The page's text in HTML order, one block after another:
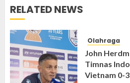
RELATED NEWS
Olahraga
John
Timnas
Vietnam 0-3